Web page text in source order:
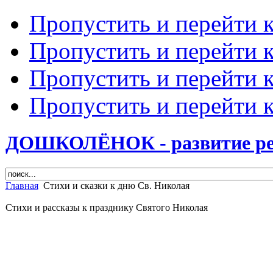
Пропустить и перейти
Пропустить и перейти
Пропустить и перейти
Пропустить и перейти
ДОШКОЛЁНОК - развитие
Главная Стихи и сказки к дню Св. Николая
Стихи и рассказы к празднику Святого Николая